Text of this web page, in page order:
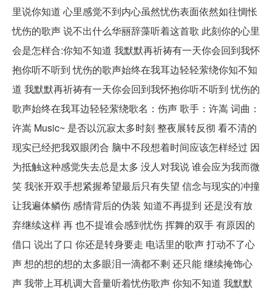
里说你知道 心里感觉不到内心虽然忧伤表面依然如往惆怅
忧伤的歌声 说不出什么华丽辞藻听着这首歌 此刻你的心里
会是怎样合:你知不知道 我默默再祈祷有一天你会回到我怀
抱你听不听到 忧伤的歌声始终在我耳边轻轻萦绕你知不知
道 我默默再祈祷有一天你会回到我怀抱你听不听到 忧伤的
歌声始终在我耳边轻轻萦绕歌名：伤声 歌手：许嵩 词曲：
许嵩 Music~ 是否以沉寂太多时刻 整夜展转反彻 看不清的
现实已经把我双眼闭合 脑中不段想着时间应该怎样经过 因
为抵触这种感觉失去总是太多 没人对我说 谁会应为我而微
笑 我张开双手想紧握希望最后只有失望 信念与现实的冲撞
让我遍体鳞伤 感情背后的伪装 知道不再提到 还是没有放
弃继续这样 再 也不提谁会感到忧伤 挥舞的双手 有原因的
借口 说出了口 你还是转身要走 电话里的歌声 打动不了心
声 想的想的想的太多眼泪一滴都不剩 还只能 继续掩饰心
声 我带上耳机调大音量听着忧伤歌声 你知不知道 我默默